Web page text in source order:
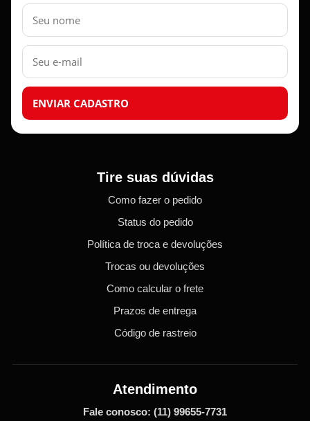
Nome
E-
mail
ENVIAR CADASTRO
Tire suas dúvidas
Como fazer o pedido
Status do pedido
Política de troca e devoluções
Trocas ou devoluções
Como calcular o frete
Prazos de entrega
Código de rastreio
Atendimento
Fale conosco: (11) 99655-7731